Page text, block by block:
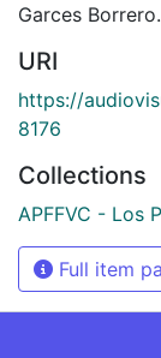
Garces Borrero.
URI
https://
8176
Collections
APFFVC - Los
Full item